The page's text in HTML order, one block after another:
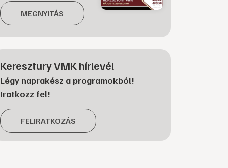
MEGNYITÁS
Keresztury VMK hírlevél
Légy naprakész a programokból!
Iratkozz fel!
FELIRATKOZÁS